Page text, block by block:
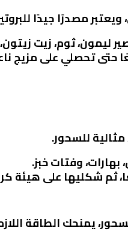
مصدرًا جيدًا
ثوم، زيت
تحصلي على مزيج
للسحور.
وفتات خبز.
ثم شكليها على هيئة
يمنحك الطاقة